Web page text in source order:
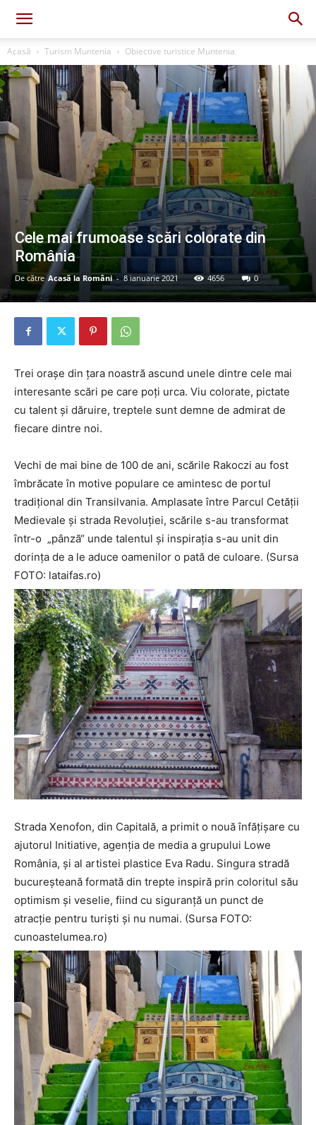
Acasă Turism Muntenia Obiective turistice Muntenia
Cele mai frumoase scări colorate din
România
De către Acasă la Români - 8 ianuarie 2021 4656 0
Trei orașe din țara noastră ascund unele dintre cele mai
interesante scări pe care poţi urca. Viu colorate, pictate
cu talent și dăruire, treptele sunt demne de admirat de
fiecare dintre noi.
Vechi de mai bine de 100 de ani, scările Rakoczi au fost
îmbrăcate în motive populare ce amintesc de portul
tradițional din Transilvania. Amplasate între Parcul Cetăţii
Medievale şi strada Revoluţiei, scările s-au transformat
într-o „pânză“ unde talentul şi inspiraţia s-au unit din
dorinţa de a le aduce oamenilor o pată de culoare. (Sursa
FOTO: lataifas.ro)
Strada Xenofon, din Capitală, a primit o nouă înfăţişare cu
ajutorul Initiative, agenţia de media a grupului Lowe
România, şi al artistei plastice Eva Radu. Singura stradă
bucureșteană formată din trepte inspiră prin coloritul său
optimism şi veselie, fiind cu siguranță un punct de
atracție pentru turiști și nu numai. (Sursa FOTO:
cunoastelumea.ro)